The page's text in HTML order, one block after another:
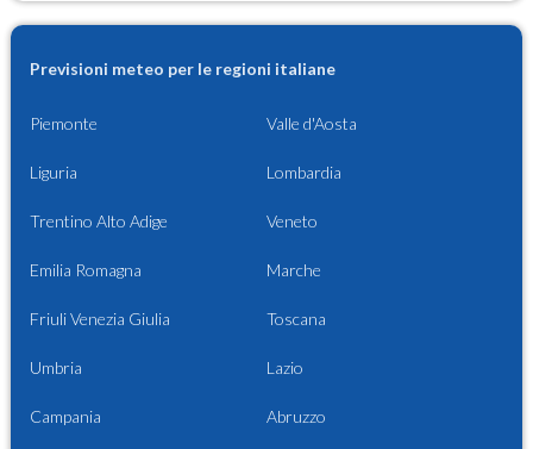
Previsioni meteo per le regioni italiane
Piemonte Valle d'Aosta
Liguria Lombardia
Trentino Alto Adige Veneto
Emilia Romagna Marche
Friuli Venezia Giulia Toscana
Umbria Lazio
Campania Abruzzo